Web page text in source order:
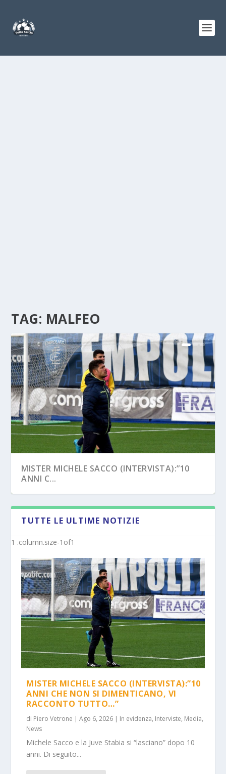
TAG: MALFEO
MISTER MICHELE SACCO (INTERVISTA):”10
ANNI C...
LATINA (UFFICIALE) – I MISTER DALLA
PRIMAVER...
CROTONE – PRIMAVERA/UNDER 17, NOVITÀ
SUI NUO...
TUTTE LE ULTIME NOTIZIE
MISTER MICHELE SACCO (INTERVISTA):”10
ANNI CHE NON SI DIMENTICANO, VI
RACCONTO TUTTO…”
di Piero Vetrone |Ago 6, 2026 | In evidenza, Interviste, Media,
News
Michele Sacco e la Juve Stabia si “lasciano” dopo 10
anni. Di seguito...